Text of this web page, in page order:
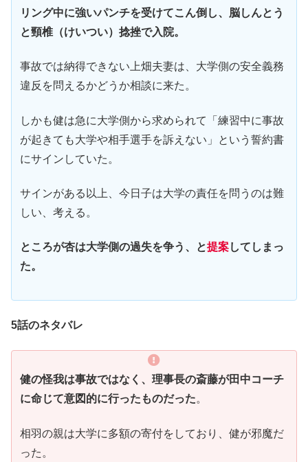
リング中に強いパンチを受けてこん倒し、脳しんとう
と頸椎（けいつい）捻挫で入院。
事故では納得できない上畑夫妻は、大学側の安全義務
違反を問えるかどうか相談に来た。
しかも健は急に大学側から求められて「練習中に事故
が起きても大学や相手選手を訴えない」という誓約書
にサインしていた。
サインがある以上、今日子は大学の責任を問うのは難
しい、考える。
ところが杏は大学側の過失を争う、と提案してしまっ
た。
5話のネタバレ
健の怪我は事故ではなく、理事長の斎藤が田中コーチ
に命じて意図的に行ったものだった。
相羽の親は大学に多額の寄付をしており、健が邪魔だ
った。